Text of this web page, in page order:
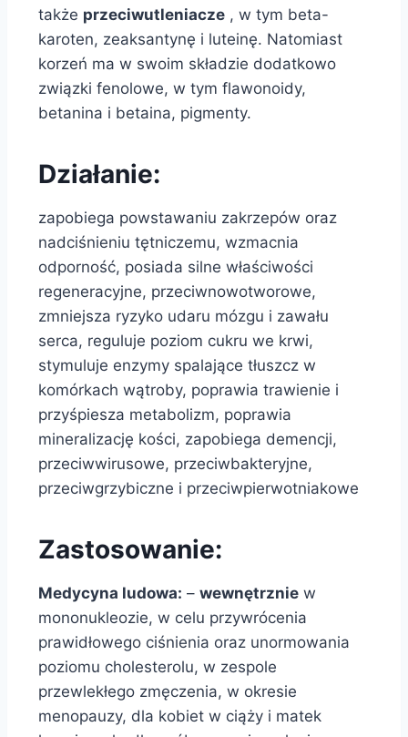
także przeciwutleniacze , w tym beta-
karoten, zeaksantynę i luteinę. Natomiast
korzeń ma w swoim składzie dodatkowo
związki fenolowe, w tym flawonoidy,
betanina i betaina, pigmenty.
Działanie:
zapobiega powstawaniu zakrzepów oraz
nadciśnieniu tętniczemu, wzmacnia
odporność, posiada silne właściwości
regeneracyjne, przeciwnowotworowe,
zmniejsza ryzyko udaru mózgu i zawału
serca, reguluje poziom cukru we krwi,
stymuluje enzymy spalające tłuszcz w
komórkach wątroby, poprawia trawienie i
przyśpiesza metabolizm, poprawia
mineralizację kości, zapobiega demencji,
przeciwwirusowe, przeciwbakteryjne,
przeciwgrzybiczne i przeciwpierwotniakowe
Zastosowanie:
Medycyna ludowa: – wewnętrznie w
mononukleozie, w celu przywrócenia
prawidłowego ciśnienia oraz unormowania
poziomu cholesterolu, w zespole
przewlekłego zmęczenia, w okresie
menopauzy, dla kobiet w ciąży i matek